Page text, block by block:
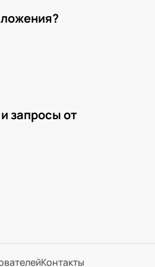
запросы от
Контакты